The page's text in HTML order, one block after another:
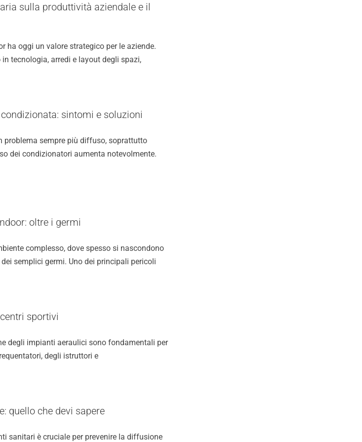
sulla produttività aziendale e il
ha oggi un valore strategico per le aziende.
tecnologia, arredi e layout degli spazi,
sintomi e soluzioni
problema sempre più diffuso, soprattutto
dei condizionatori aumenta notevolmente.
oltre i germi
complesso, dove spesso si nascondono
semplici germi. Uno dei principali pericoli
sportivi
degli impianti aeraulici sono fondamentali per
degli istruttori e
quello che devi sapere
sanitari è cruciale per prevenire la diffusione